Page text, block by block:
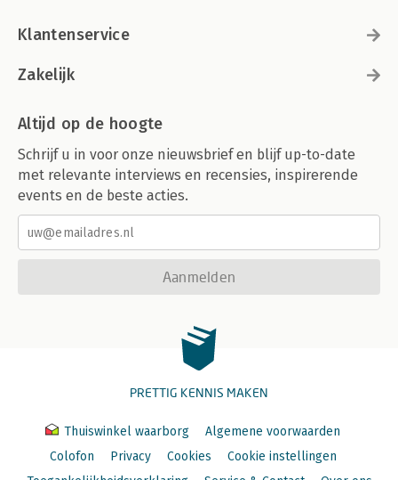
Klantenservice
Zakelijk
Altijd op de hoogte
Schrijf u in voor onze nieuwsbrief en blijf up-to-date
met relevante interviews en recensies, inspirerende
events en de beste acties.
Aanmelden
PRETTIG KENNIS MAKEN
Thuiswinkel waarborg
Algemene voorwaarden
Colofon
Privacy Cookies
Cookie instellingen